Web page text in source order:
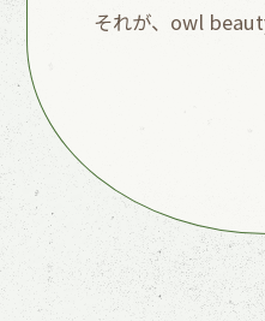
それが、owl